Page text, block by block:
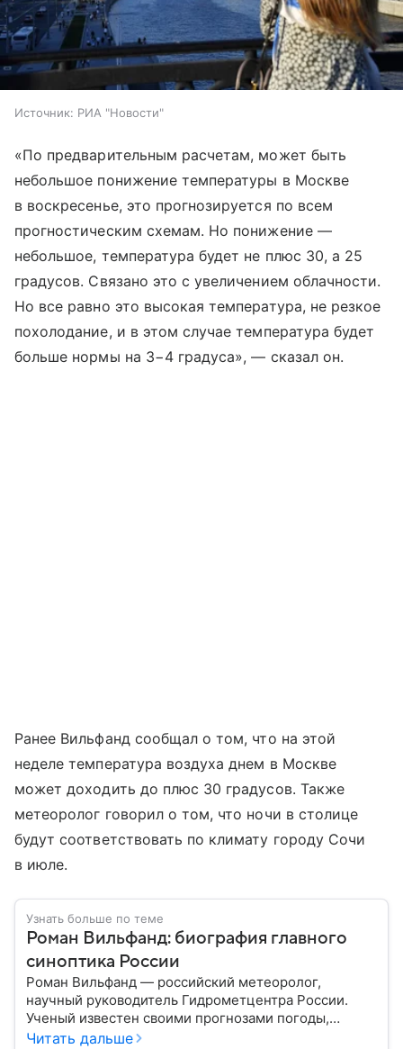
Источник: РИА "Новости"
«По предварительным расчетам, может быть
небольшое понижение температуры в Москве
в воскресенье, это прогнозируется по всем
прогностическим схемам. Но понижение —
небольшое, температура будет не плюс 30, а 25
градусов. Связано это с увеличением облачности.
Но все равно это высокая температура, не резкое
похолодание, и в этом случае температура будет
больше нормы на 3−4 градуса», — сказал он.
Ранее Вильфанд сообщал о том, что на этой
неделе температура воздуха днем в Москве
может доходить до плюс 30 градусов. Также
метеоролог говорил о том, что ночи в столице
будут соответствовать по климату городу Сочи
в июле.
Узнать больше по теме
Роман Вильфанд: биография главного
синоптика России
Роман Вильфанд — российский метеоролог,
научный руководитель Гидрометцентра России.
Ученый известен своими прогнозами погоды,
которые регулярно появляются в СМИ. Но у
Читать дальше